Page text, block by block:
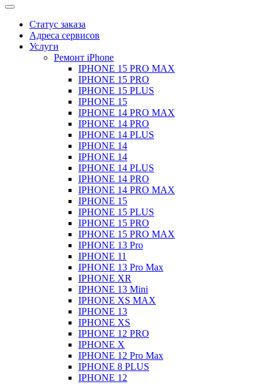
Статус заказа
Адреса сервисов
Услуги
Ремонт iPhone
IPHONE 15 PRO MAX
IPHONE 15 PRO
IPHONE 15 PLUS
IPHONE 15
IPHONE 14 PRO MAX
IPHONE 14 PRO
IPHONE 14 PLUS
IPHONE 14
IPHONE 14
IPHONE 14 PLUS
IPHONE 14 PRO
IPHONE 14 PRO MAX
IPHONE 15
IPHONE 15 PLUS
IPHONE 15 PRO
IPHONE 15 PRO MAX
IPHONE 13 Pro
IPHONE 11
IPHONE 13 Pro Max
IPHONE XR
IPHONE 13 Mini
IPHONE XS MAX
IPHONE 13
IPHONE XS
IPHONE 12 PRO
IPHONE X
IPHONE 12 Pro Max
IPHONE 8 PLUS
IPHONE 12